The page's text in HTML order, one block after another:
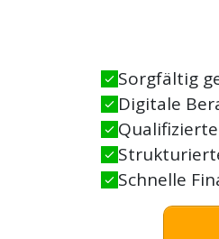
Sorgfältig
Digitale
Schnelle